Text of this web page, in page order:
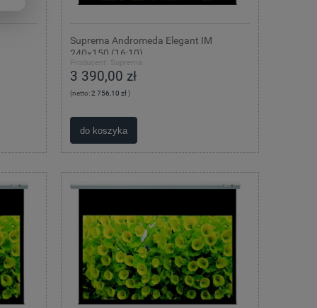
Suprema Andromeda Elegant IM
240x150 (16:10)
Producent: Suprema
3 390,00 zł
(netto:2 756,10 zł)
do koszyka